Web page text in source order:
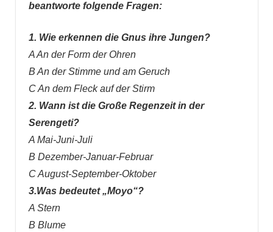
beantworte folgende Fragen:
1. Wie erkennen die Gnus ihre Jungen?
A An der Form der Ohren
B An der Stimme und am Geruch
C An dem Fleck auf der Stirm
2. Wann ist die Große Regenzeit in der
Serengeti?
A Mai-Juni-Juli
B Dezember-Januar-Februar
C August-September-Oktober
3.Was bedeutet „Moyo“?
A Stern
B Blume